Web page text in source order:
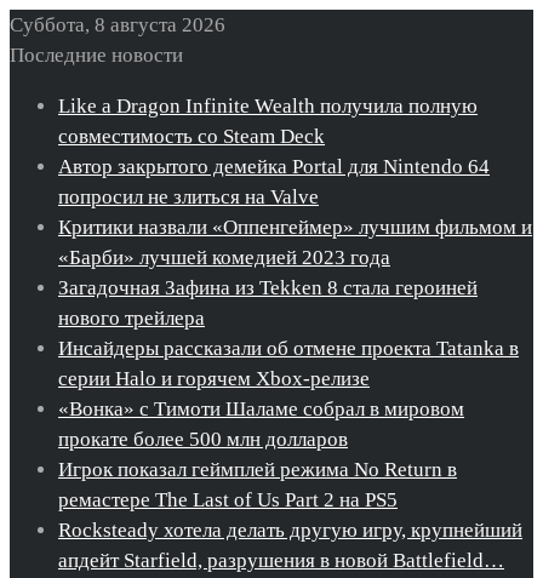
Суббота, 8 августа 2026
Последние новости
Like a Dragon Infinite Wealth получила полную
совместимость со Steam Deck
Автор закрытого демейка Portal для Nintendo 64
попросил не злиться на Valve
Критики назвали «Оппенгеймер» лучшим фильмом и
«Барби» лучшей комедией 2023 года
Загадочная Зафина из Tekken 8 стала героиней
нового трейлера
Инсайдеры рассказали об отмене проекта Tatanka в
серии Halo и горячем Xbox-релизе
«Вонка» с Тимоти Шаламе собрал в мировом
прокате более 500 млн долларов
Игрок показал геймплей режима No Return в
ремастере The Last of Us Part 2 на PS5
Rocksteady хотела делать другую игру, крупнейший
апдейт Starfield, разрушения в новой Battlefield…